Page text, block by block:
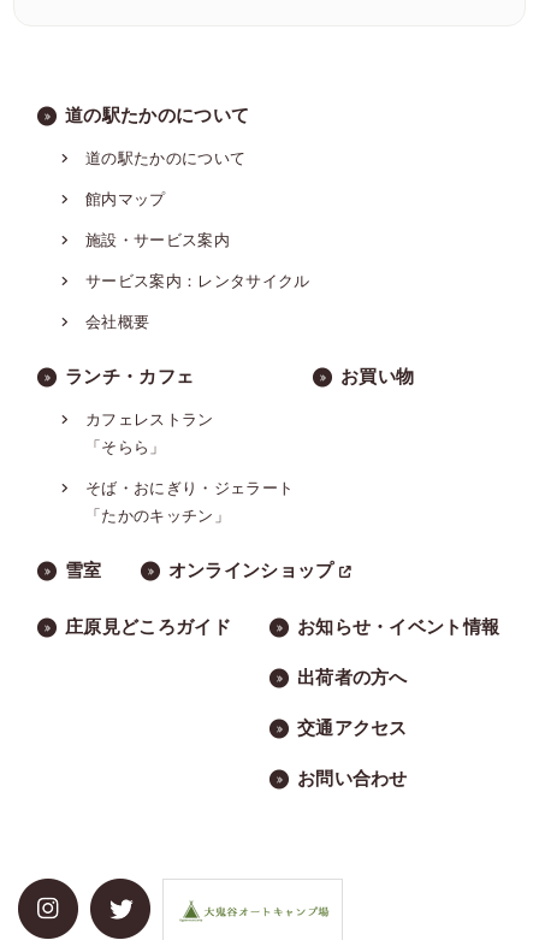
道の駅たかのについて
道の駅たかのについて
館内マップ
施設・サービス案内
サービス案内：レンタサイクル
会社概要
ランチ・カフェ
カフェレストラン
「そらら」
そば・おにぎり・ジェラート
「たかのキッチン」
お買い物
雪室 オンラインショップ
庄原見どころガイド お知らせ・イベント情報
出荷者の方へ
交通アクセス
お問い合わせ